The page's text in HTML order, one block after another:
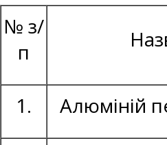
№ з/
п
1. Алюміній